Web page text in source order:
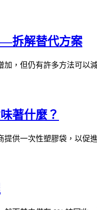
拆解替代方案
，但仍有許多方法可以
著什麼？
供一次性塑膠袋，以促